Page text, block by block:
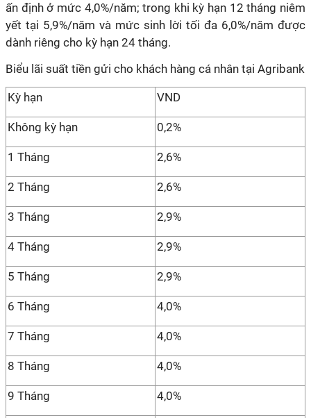
ấn định ở mức 4,0%/năm; trong khi kỳ hạn 12 tháng niêm
yết tại 5,9%/năm và mức sinh lời tối đa 6,0%/năm được
dành riêng cho kỳ hạn 24 tháng.
Biểu lãi suất tiền gửi cho khách hàng cá nhân tại Agribank
Kỳ hạn VND
Không kỳ hạn 0,2%
1 Tháng 2,6%
2 Tháng 2,6%
3 Tháng 2,9%
4 Tháng 2,9%
5 Tháng 2,9%
6 Tháng 4,0%
7 Tháng 4,0%
8 Tháng 4,0%
9 Tháng 4,0%